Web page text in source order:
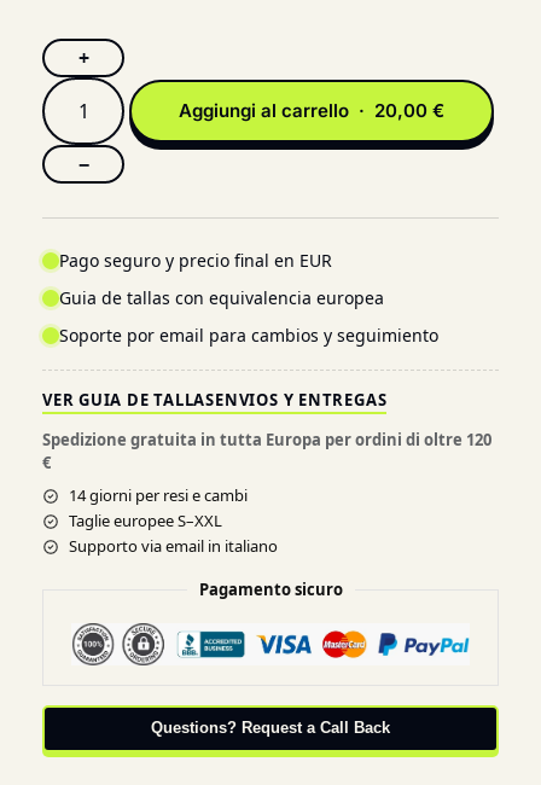
+
−
Aggiungi al carrello · 20,00 €
Pago seguro y precio final en EUR
Guia de tallas con equivalencia europea
Soporte por email para cambios y seguimiento
VER GUIA DE TALLASENVIOS Y ENTREGAS
Spedizione gratuita in tutta Europa per ordini di oltre 120
€
14 giorni per resi e cambi
Taglie europee S–XXL
Supporto via email in italiano
Pagamento sicuro
Questions? Request a Call Back